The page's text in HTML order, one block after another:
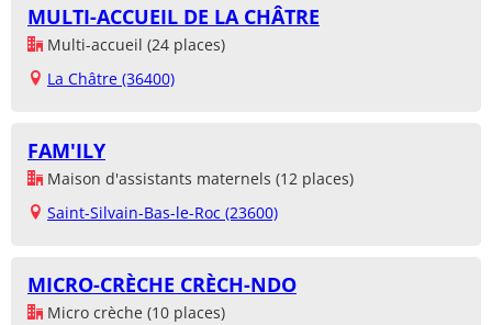
MULTI-ACCUEIL DE LA CHÂTRE
Multi-accueil (24 places)
La Châtre (36400)
FAM'ILY
Maison d'assistants maternels (12 places)
Saint-Silvain-Bas-le-Roc (23600)
MICRO-CRÈCHE CRÈCH-NDO
Micro crèche (10 places)